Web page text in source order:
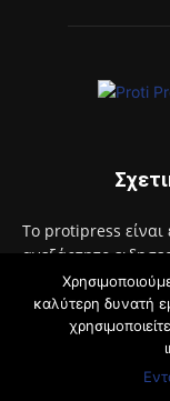
Το protipress είναι
ανεξάρτητο
στόχο την έγκυρη
των πολιτών. Θα
για θέματα
οικονομίας,
αθλητικά, auto
καλύτερη δυνατή